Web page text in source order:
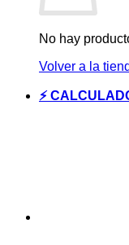
No hay
Volver a la
⚡